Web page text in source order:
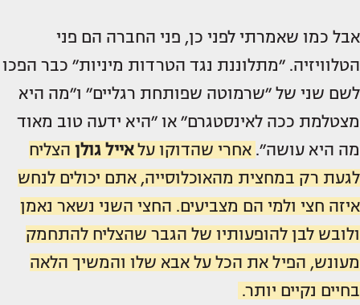
אבל כמו שאמרתי לפני כן, פני החברה הם פני
הטלוויזיה. ״מתלוננת נגד הטרדות מיניות״ כבר הפכו
לשם שני של ״שרמוטה שפותחת רגליים״ ו״מה היא
מצטלמת ככה לאינסטגרם״ או ״היא ידעה טוב מאוד
מה היא עושה״. אחרי שהדוקו עלאייל גולן הצליח
לגעת רק במחצית מהאוכלוסייה, אתם יכולים לנחש
איזה חצי ולמי הם מצביעים. החצי השני נשאר נאמן
ולובש לבן להופעותיו של הגבר שהצליח להתחמק
מעונש, הפיל את הכל על אבא שלו והמשיך הלאה
בחיים נקיים יותר.